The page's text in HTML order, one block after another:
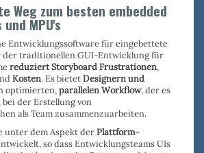
Weg zum besten embedded
und MPU's
Entwicklungssoftware für eingebettete
der traditionellen GUI-Entwicklung für
reduziert Storyboard Frustrationen,
Kosten. Es bietetDesignern und
optimierten, parallelen Workflow, der es
der Erstellung von
als Team zusammenzuarbeiten.
unter dem Aspekt derPlattform-
so dass Entwicklungsteams UIs